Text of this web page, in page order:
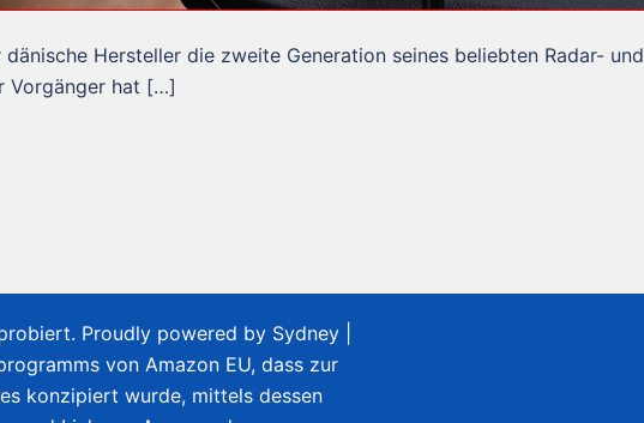
Hersteller die zweite Generation seines beliebten Radar- und
Vorgänger hat […]
Proudly powered by Sydney
von Amazon EU, dass zur
konzipiert wurde, mittels dessen